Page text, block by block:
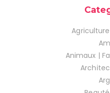
Animaux |